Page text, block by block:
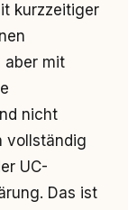
kurzzeitiger
aber mit
nicht
vollständig
UC-
Das ist